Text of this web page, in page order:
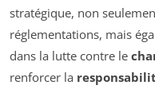
stratégique, non
réglementations, mais
dans la lutte contre le
renforcer la